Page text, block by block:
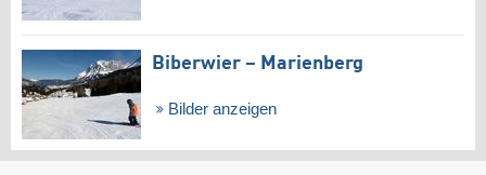
Biberwier – Marienberg
Bilder anzeigen